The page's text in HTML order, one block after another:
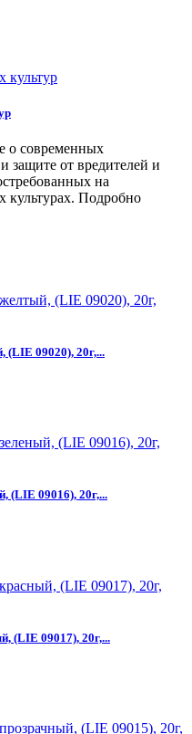
о современных
защите от вредителей и
на
культурах. Подробно
(LIE 09020), 20г,...
(LIE 09016), 20г,...
(LIE 09017), 20г,...